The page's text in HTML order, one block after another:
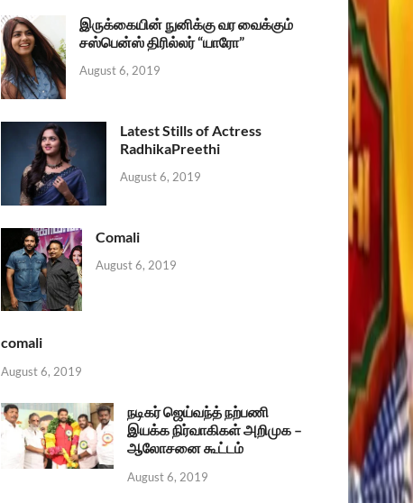
இருக்கையின் நுனிக்கு வர வைக்கும்
சஸ்பென்ஸ் திரில்லர் “யாரோ”
August 6, 2019
Latest Stills of Actress
RadhikaPreethi
August 6, 2019
Comali
August 6, 2019
comali
August 6, 2019
நடிகர் ஜெய்வந்த் நற்பணி
இயக்க நிர்வாகிகள் அறிமுக –
ஆலோசனை கூட்டம்
August 6, 2019